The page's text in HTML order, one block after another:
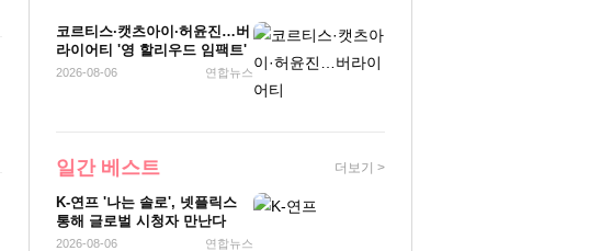
코르티스·캣츠아이·허윤진…버
라이어티 '영 할리우드 임팩트'
2026-08-06 연합뉴스
일간 베스트 더보기 >
K-연프 '나는 솔로', 넷플릭스
통해 글로벌 시청자 만난다
2026-08-06 연합뉴스